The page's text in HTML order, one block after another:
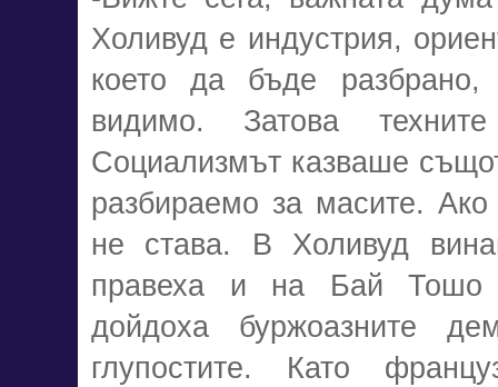
Холивуд е индустрия,
което да бъде
видимо. Затова
Социализмът казваше
разбираемо за масите.
не става. В Холивуд
правеха и на Бай Тошо
дойдоха буржоазните
глупостите. Като